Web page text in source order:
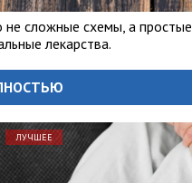
не сложные схемы, а простые
лекарства.
ЛУЧШЕЕ